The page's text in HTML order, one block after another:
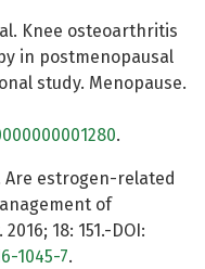
al. Knee osteoarthritis
in postmenopausal
study. Menopause.
.
Are estrogen-related
of
18: 151.-DOI:
1045-7.